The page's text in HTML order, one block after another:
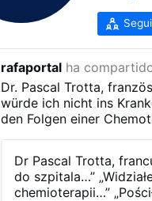
rafaportal ha
Dr. Pascal Trotta,
würde ich nicht ins
den Folgen einer
Dr Pascal Trotta,
do szpitala…”
chemioterapii…”